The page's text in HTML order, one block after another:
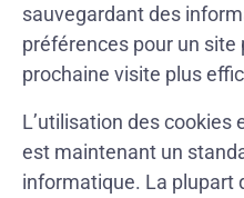
sauvegardant des
préférences pour un
prochaine visite plus
L’utilisation des
est maintenant un
informatique. La plupart